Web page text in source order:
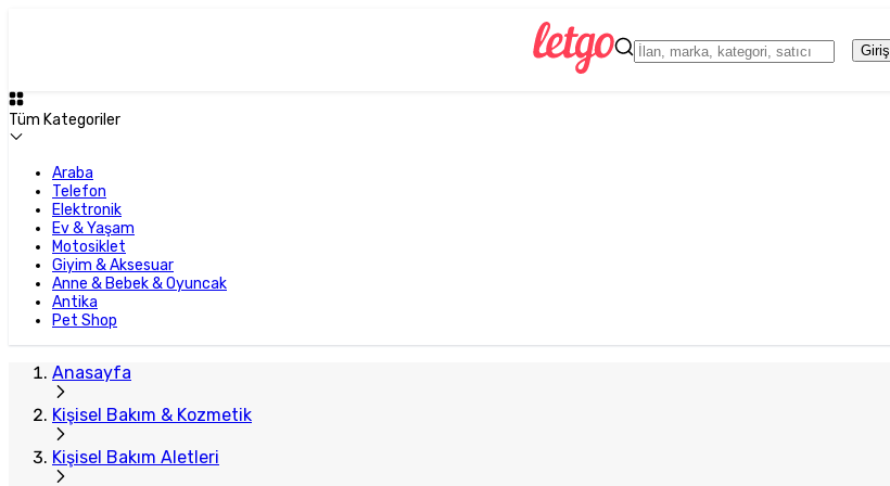
Giriş
Tüm Kategoriler
Araba
Telefon
Elektronik
Ev & Yaşam
Motosiklet
Giyim & Aksesuar
Anne & Bebek & Oyuncak
Antika
Pet Shop
Anasayfa
Kişisel Bakım & Kozmetik
Kişisel Bakım Aletleri